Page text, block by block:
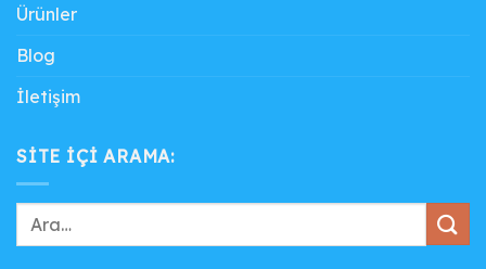
Ürünler
Blog
İletişim
SITE IÇI ARAMA: